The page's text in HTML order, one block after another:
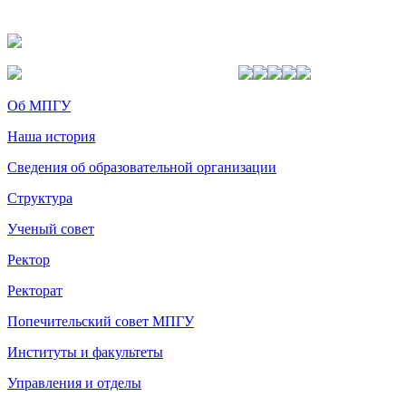
Об МПГУ
Наша история
Сведения об образовательной организации
Структура
Ученый совет
Ректор
Ректорат
Попечительский совет МПГУ
Институты и факультеты
Управления и отделы